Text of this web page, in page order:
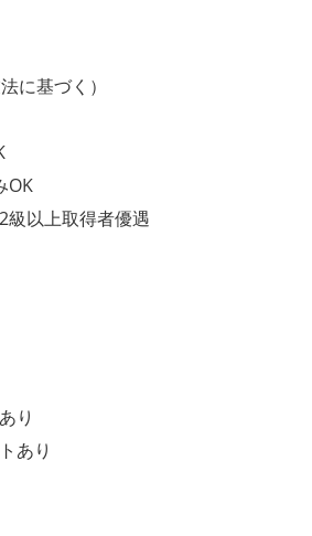
に基づく）
OK
級以上取得者優遇
り
あり